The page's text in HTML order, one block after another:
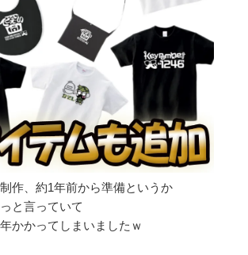
作、約1年前から準備というか
と言っていて
かかってしまいましたｗ